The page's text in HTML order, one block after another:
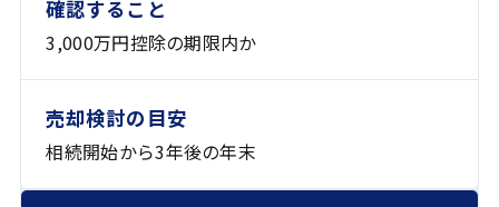
3,000万円控除の期限内か
相続開始から3年後の年末